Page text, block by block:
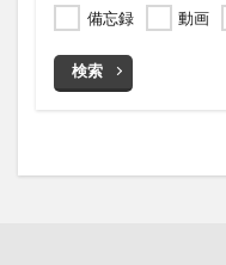
備忘録
動画
検索